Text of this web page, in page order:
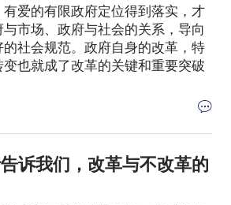
爱的有限政府定位得到落实，才
市场、政府与社会的关系，导向
社会规范。政府自身的改革，特
也就成了改革的关键和重要突破
诉我们，改革与不改革的